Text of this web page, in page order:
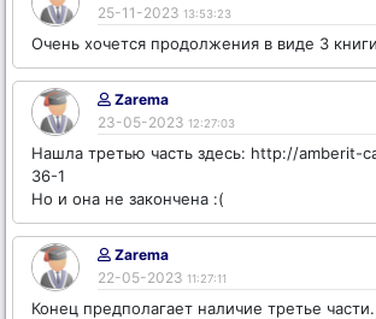
25-11-2023 13:53:23
Очень хочется продолжения в виде 3 книги
Zarema
23-05-2023 12:27:03
Нашла третью часть здесь: http://amberit-
36-1
Но и она не закончена :(
Zarema
22-05-2023 11:27:11
Конец предполагает наличие третье